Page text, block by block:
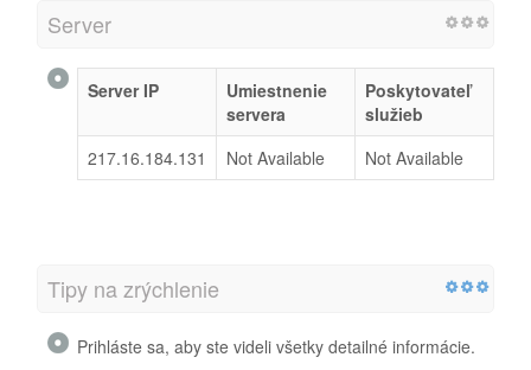
Server
Server IP
Umiestnenie
servera
Poskytovateľ
služieb
217.16.184.131
Not Available Not Available
Tipy na zrýchlenie
Prihláste sa, aby ste videli všetky detailné informácie.